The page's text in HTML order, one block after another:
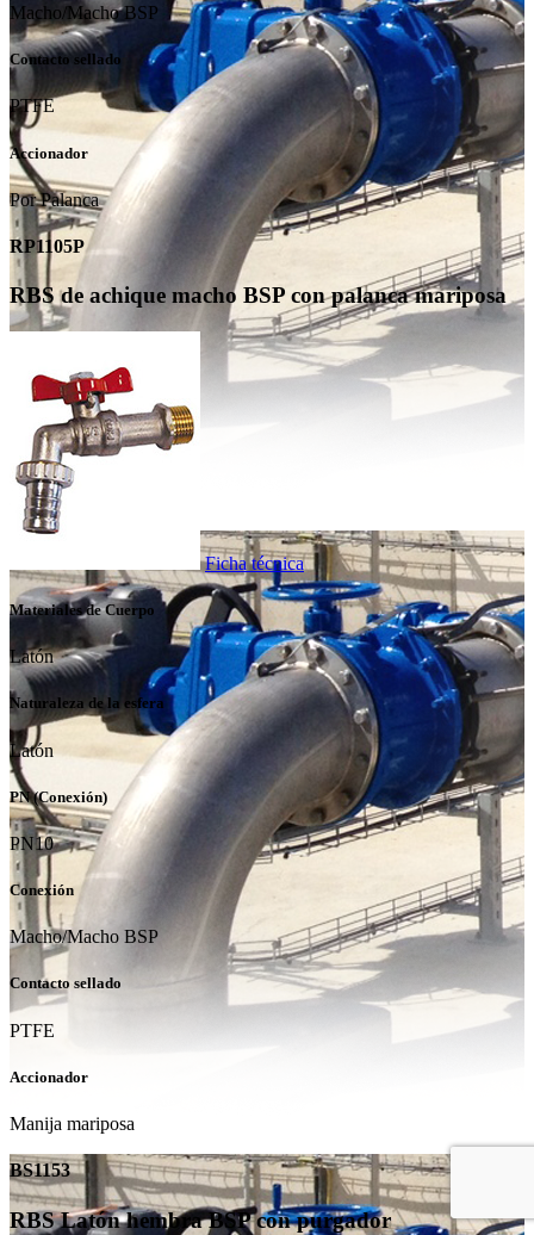
Macho/Macho BSP
Contacto sellado
PTFE
Accionador
Por Palanca
RP1105P
RBS de achique macho BSP con palanca mariposa
Ficha técnica
Materiales de Cuerpo
Latón
Naturaleza de la esfera
Latón
PN (Conexión)
PN10
Conexión
Macho/Macho BSP
Contacto sellado
PTFE
Accionador
Manija mariposa
BS1153
RBS Latón hembra BSP con purgador